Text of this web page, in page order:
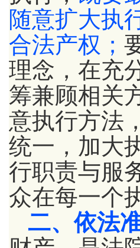
随意扩大执
合法产权；
理念，在充
筹兼顾相关
意执行方法
统一，加大
行职责与服
众在每一个
二、依法